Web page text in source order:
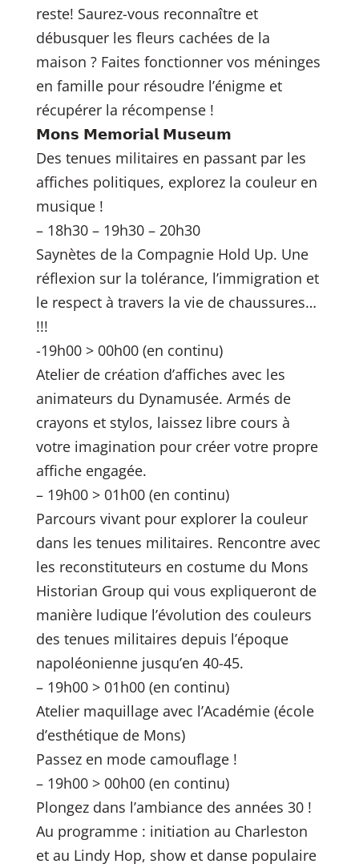
reste! Saurez-vous reconnaître et
débusquer les fleurs cachées de la
maison ? Faites fonctionner vos méninges
en famille pour résoudre l’énigme et
récupérer la récompense !
𝗠𝗼𝗻𝘀 𝗠𝗲𝗺𝗼𝗿𝗶𝗮𝗹 𝗠𝘂𝘀𝗲𝘂𝗺
Des tenues militaires en passant par les
affiches politiques, explorez la couleur en
musique !
– 18h30 – 19h30 – 20h30
Saynètes de la Compagnie Hold Up. Une
réflexion sur la tolérance, l’immigration et
le respect à travers la vie de chaussures…
!!!
-19h00 > 00h00 (en continu)
Atelier de création d’affiches avec les
animateurs du Dynamusée. Armés de
crayons et stylos, laissez libre cours à
votre imagination pour créer votre propre
affiche engagée.
– 19h00 > 01h00 (en continu)
Parcours vivant pour explorer la couleur
dans les tenues militaires. Rencontre avec
les reconstituteurs en costume du Mons
Historian Group qui vous expliqueront de
manière ludique l’évolution des couleurs
des tenues militaires depuis l’époque
napoléonienne jusqu’en 40-45.
– 19h00 > 01h00 (en continu)
Atelier maquillage avec l’Académie (école
d’esthétique de Mons)
Passez en mode camouflage !
– 19h00 > 00h00 (en continu)
Plongez dans l’ambiance des années 30 !
Au programme : initiation au Charleston
et au Lindy Hop, show et danse populaire